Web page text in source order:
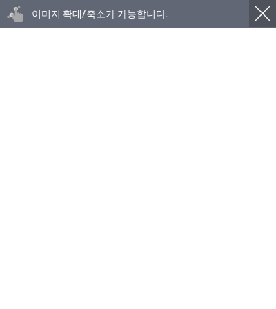
이미지 확대/축소가 가능합니다.